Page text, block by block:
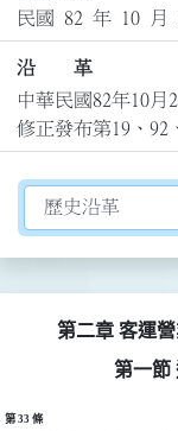
民國 82 年 10 月
沿 革
中華民國82年10月
修正發布第19、92
切換選擇法規資訊
第二章 客運
第一節
第 33 條